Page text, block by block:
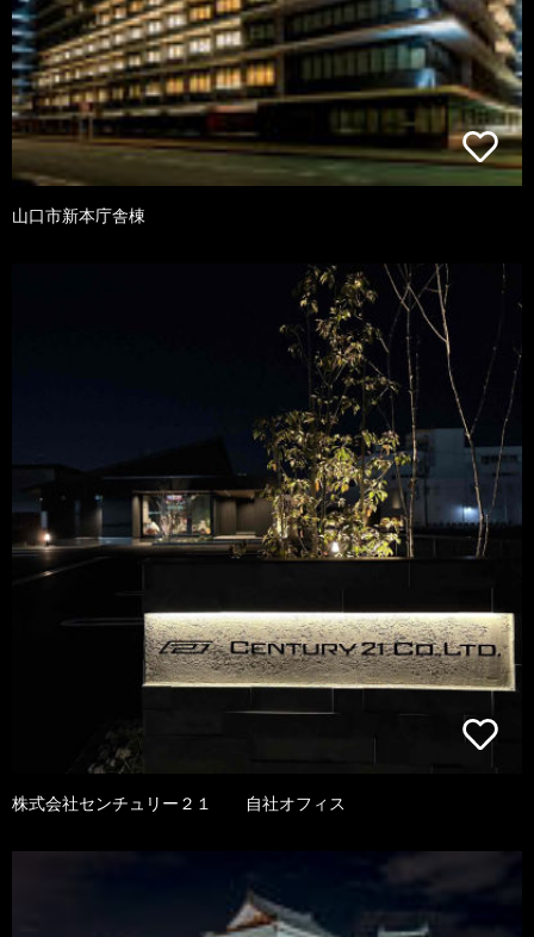
山口市新本庁舎棟
株式会社センチュリー２１ 自社オフィス